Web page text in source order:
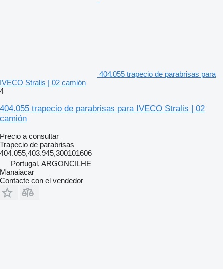
404.055 trapecio de parabrisas para
IVECO Stralis | 02 camión
4
404.055 trapecio de parabrisas para IVECO Stralis | 02
camión
Precio a consultar
Trapecio de parabrisas
404.055,403.945,300101606
Portugal, ARGONCILHE
Manaiacar
Contacte con el vendedor